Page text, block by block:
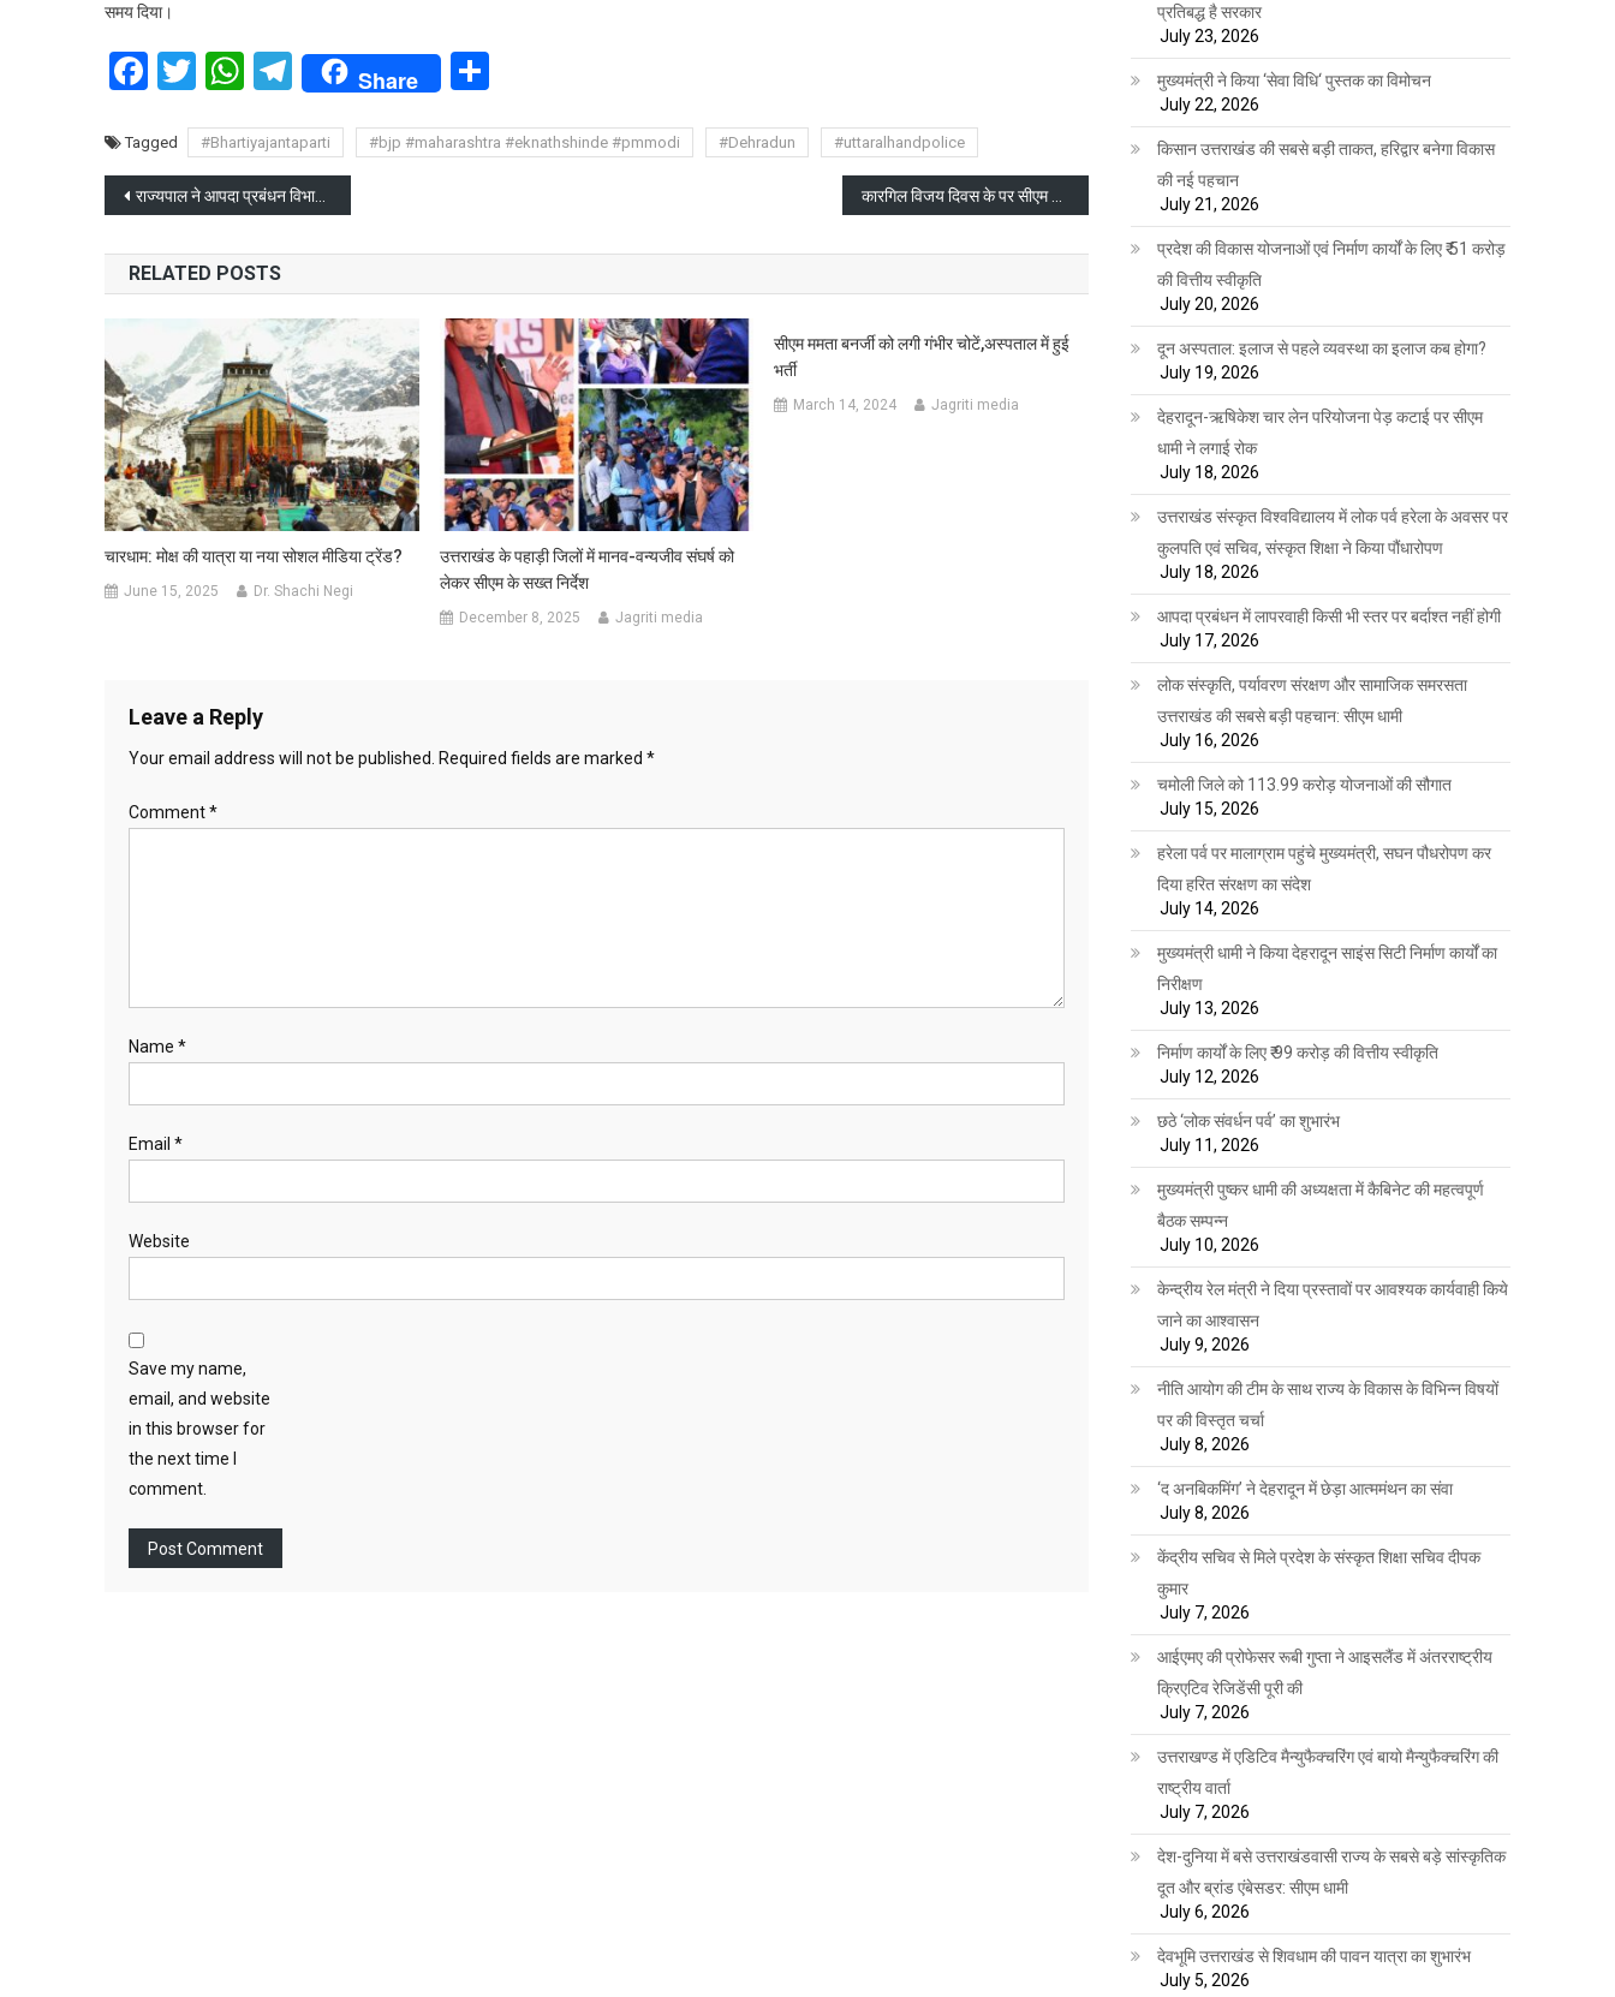
समय दिया।
Facebook
Twitter
WhatsApp
Telegram
Share
Tagged #Bhartiyajantaparti #bjp #maharashtra #eknathshinde #pmmodi #Dehradun #uttaralhandpolice
Post
navigation
राज्यपाल ने आपदा प्रबंधन विभाग का किया निरीक्षण, अधिकारियों को दिए दिशा निर्देश
RELATED POSTS
चारधाम: मोक्ष की यात्रा या नया सोशल मीडिया ट्रेंड?
June 15, 2025 Dr. Shachi Negi
उत्तराखंड के पहाड़ी जिलों में मानव-वन्यजीव संघर्ष को
लेकर सीएम के सख्त निर्देश
December 8, 2025 Jagriti media
सीएम ममता बनर्जी को लगी गंभीर चोटें,अस्पताल में हुई
भर्ती
March 14, 2024 Jagriti media
Leave a Reply
Your email address will not be published. Required fields are marked *
Comment*
Name *
Email *
Website
Save my name,
email, and website
in this browser for
the next time I
comment.
प्रतिबद्ध है सरकार
July 23, 2026
मुख्यमंत्री ने किया ‘सेवा विधि‘ पुस्तक का विमोचन
July 22, 2026
किसान उत्तराखंड की सबसे बड़ी ताकत, हरिद्वार बनेगा विकास
की नई पहचान
July 21, 2026
प्रदेश की विकास योजनाओं एवं निर्माण कार्यों के लिए ₹ 51 करोड़
की वित्तीय स्वीकृति
July 20, 2026
दून अस्पताल: इलाज से पहले व्यवस्था का इलाज कब होगा?
July 19, 2026
देहरादून-ऋषिकेश चार लेन परियोजना पेड़ कटाई पर सीएम
धामी ने लगाई रोक
July 18, 2026
उत्तराखंड संस्कृत विश्वविद्यालय में लोक पर्व हरेला के अवसर पर
कुलपति एवं सचिव, संस्कृत शिक्षा ने किया पौंधारोपण
July 18, 2026
आपदा प्रबंधन में लापरवाही किसी भी स्तर पर बर्दाश्त नहीं होगी
July 17, 2026
लोक संस्कृति, पर्यावरण संरक्षण और सामाजिक समरसता
उत्तराखंड की सबसे बड़ी पहचान: सीएम धामी
July 16, 2026
चमोली जिले को 113.99 करोड़ योजनाओं की सौगात
July 15, 2026
हरेला पर्व पर मालाग्राम पहुंचे मुख्यमंत्री, सघन पौधरोपण कर
दिया हरित संरक्षण का संदेश
July 14, 2026
मुख्यमंत्री धामी ने किया देहरादून साइंस सिटी निर्माण कार्यों का
निरीक्षण
July 13, 2026
निर्माण कार्यों के लिए ₹ 99 करोड़ की वित्तीय स्वीकृति
July 12, 2026
छठे ‘लोक संवर्धन पर्व’ का शुभारंभ
July 11, 2026
मुख्यमंत्री पुष्कर धामी की अध्यक्षता में कैबिनेट की महत्वपूर्ण
बैठक सम्पन्न
July 10, 2026
केन्द्रीय रेल मंत्री ने दिया प्रस्तावों पर आवश्यक कार्यवाही किये
जाने का आश्वासन
July 9, 2026
नीति आयोग की टीम के साथ राज्य के विकास के विभिन्न विषयों
पर की विस्तृत चर्चा
July 8, 2026
‘द अनबिकमिंग’ ने देहरादून में छेड़ा आत्ममंथन का संवा
July 8, 2026
केंद्रीय सचिव से मिले प्रदेश के संस्कृत शिक्षा सचिव दीपक
कुमार
July 7, 2026
आईएमए की प्रोफेसर रूबी गुप्ता ने आइसलैंड में अंतरराष्ट्रीय
क्रिएटिव रेजिडेंसी पूरी की
July 7, 2026
उत्तराखण्ड में एडिटिव मैन्युफैक्चरिंग एवं बायो मैन्युफैक्चरिंग की
राष्ट्रीय वार्ता
July 7, 2026
देश-दुनिया में बसे उत्तराखंडवासी राज्य के सबसे बड़े सांस्कृतिक
दूत और ब्रांड एंबेसडर: सीएम धामी
July 6, 2026
देवभूमि उत्तराखंड से शिवधाम की पावन यात्रा का शुभारंभ
July 5, 2026